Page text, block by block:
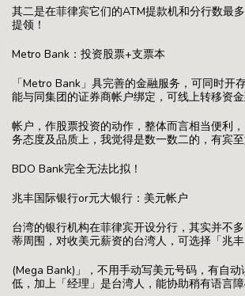
其二是在菲律宾它们的ATM提款机和分行数最
提领！
Metro Bank：投资股票+支票本
「Metro Bank」具完善的金融服务，可同时开
能与同集团的证券商帐户绑定，可线上转移资
帐户，作股票投资的动作，整体而言相当便利
务态度及品质上，我觉得是数一数二的，有宾至
BDO Bank完全无法比拟！
兆丰国际银行or元大银行：美元帐户
台湾的银行机构在菲律宾开设分行，其实并不
蒂周围，对收美元薪资的台湾人，可选择「兆
(Mega Bank)」，不用手动写美元号码，有自
低，加上「经理」是台湾人，能协助稍有语言